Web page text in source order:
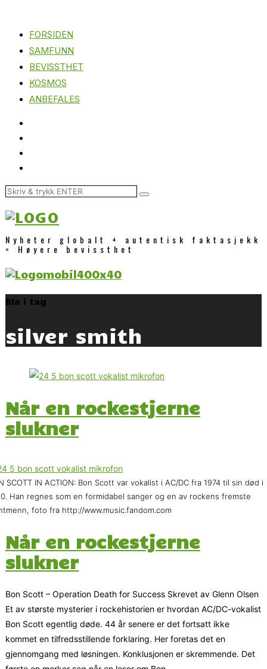
FORSIDEN
SAMFUNN
BEVISSTHET
KOSMOS
ANBEFALES
Nyheter globalt + autentisk faktasjekk
= Høyere bevissthet
Bla i tag
silver smith
Når en rockestjerne
slukner
SCOTT IN ACTION: Bon Scott var vokalist i AC/DC fra 1974 til sin død i
Han regnes som en formidabel sanger og en av rockens fremste
foto fra http://www.music.fandom.com
Når en rockestjerne
slukner
Bon Scott – Operation Death for Success Skrevet av Glenn Olsen
Et av største mysterier i rockehistorien er hvordan AC/DC-vokalist
Bon Scott egentlig døde. 44 år senere er det fortsatt ikke
kommet en tilfredsstillende forklaring. Her foretas det en
gjennomgang med løsningen. Konklusjonen er skremmende. Det